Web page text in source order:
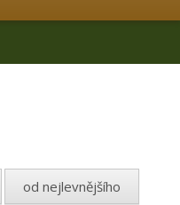
od nejlevnějšího